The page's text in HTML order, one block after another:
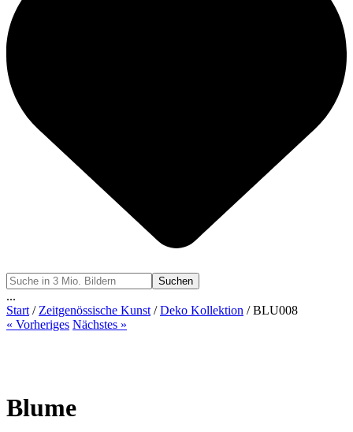
Suchen
...
Start/Zeitgenössische Kunst/Deko Kollektion / BLU008
« Vorheriges Nächstes »
Blume